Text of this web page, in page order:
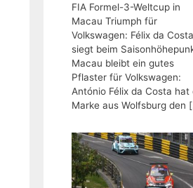
FIA Formel-3-Weltcup in
Macau Triumph für
Volkswagen: Félix da Costa
siegt beim
Macau bleibt ein gutes
Pflaster für Volkswagen:
António Félix da Costa hat
Marke aus Wolfsburg den